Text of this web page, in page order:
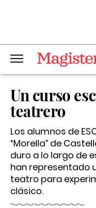
Un curso
teatrero
Los alumnos de
“Morella” de
duro a lo largo de
han representado
teatro para
clásico.